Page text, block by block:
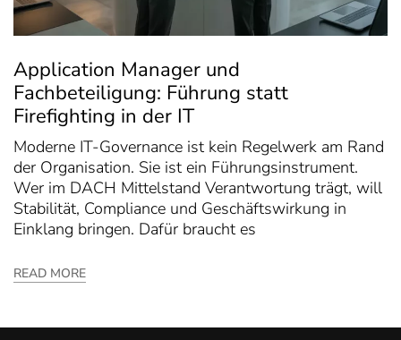
Application Manager und
Fachbeteiligung: Führung statt
Firefighting in der IT
Moderne IT-Governance ist kein Regelwerk am Rand
der Organisation. Sie ist ein Führungsinstrument.
Wer im DACH Mittelstand Verantwortung trägt, will
Stabilität, Compliance und Geschäftswirkung in
Einklang bringen. Dafür braucht es
READ MORE